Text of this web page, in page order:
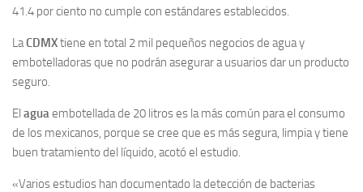
41.4 por ciento no cumple con estándares establecidos.
LaCDMXtiene en total 2 mil pequeños negocios de agua y
embotelladoras que no podrán asegurar a usuarios dar un producto
seguro.
El aguaembotellada de 20 litros es la más común para el consumo
de los mexicanos, porque se cree que es más segura, limpia y tiene
buen tratamiento del líquido, acotó el estudio.
«Varios estudios han documentado la detección de bacterias